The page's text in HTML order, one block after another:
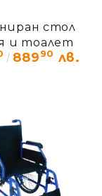
стол
и тоалет
88990 лв.